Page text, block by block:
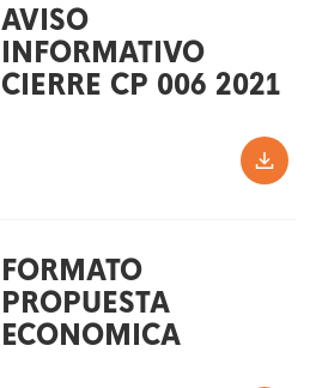
AVISO
INFORMATIVO
CIERRE CP 006 2021
FORMATO
PROPUESTA
ECONOMICA